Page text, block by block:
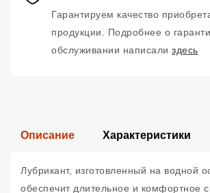
Гарантируем качество
продукции. Подробнее о
обслуживании написали здесь
Описание Характеристики
Лубрикант, изготовленный на водной
обеспечит длительное и комфортное